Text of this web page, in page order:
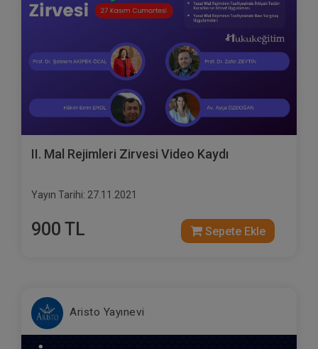
II. Mal Rejimleri Zirvesi Video Kaydı
Yayın Tarihi: 27.11.2021
900 TL Sepete Ekle
Aristo Yayınevi